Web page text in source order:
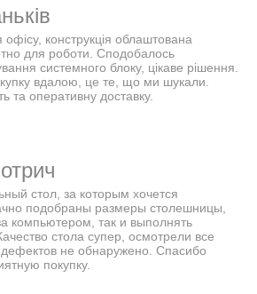
конструкція облаштована
для роботи. Сподобалось
системного блоку, цікаве рішення.
вдалою, це те, що ми шукали.
та оперативну доставку.
стол, за которым хочется
подобраны размеры столешницы,
компьютером, так и выполнять
стола супер, осмотрели все
не обнаружено. Спасибо
покупку.